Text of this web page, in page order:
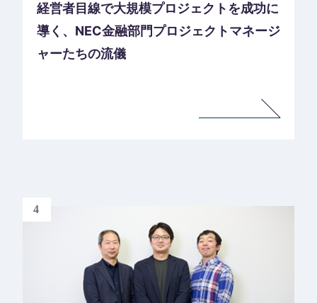
経営者目線で大規模プロジェクトを成功に
導く、NEC金融部門プロジェクトマネージ
ャーたちの流儀
4